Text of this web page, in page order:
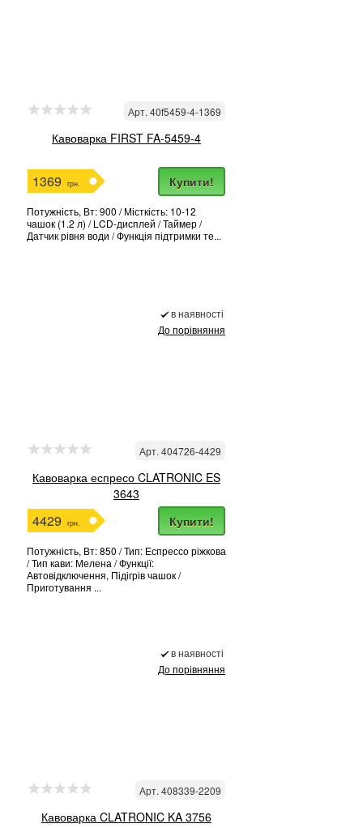
Арт. 40f5459-4-1369
Кавоварка FIRST FA-5459-4
1369 грн. Купити!
Потужність, Вт: 900 / Місткість: 10-12
чашок (1.2 л) / LCD-дисплей / Таймер /
Датчик рівня води / Функція підтримки те...
в наявності
До порівняння
Арт. 404726-4429
Кавоварка еспресо CLATRONIC ES
3643
4429 грн. Купити!
Потужність, Вт: 850 / Тип: Еспрессо ріжкова
/ Тип кави: Мелена / Функції:
Автовідключення, Підігрів чашок /
Приготування ...
в наявності
До порівняння
Арт. 408339-2209
Кавоварка CLATRONIC KA 3756